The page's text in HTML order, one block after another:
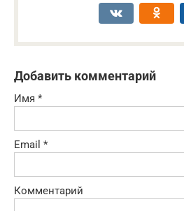
Добавить комментарий
Имя *
Email *
Комментарий